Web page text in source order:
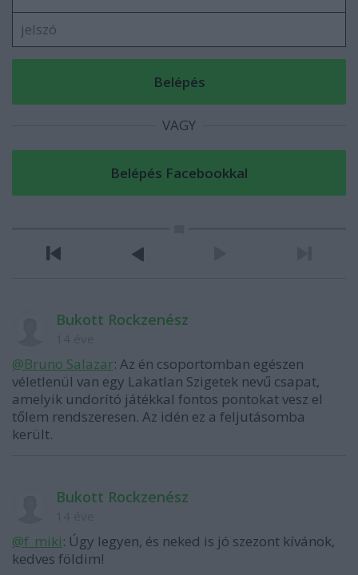
VAGY
Bukott Rockzenész
@Bruno Salazar: Az én csoportomban egészen
véletlenül van egy Lakatlan Szigetek nevű csapat,
amelyik undorító játékkal fontos pontokat vesz el
tőlem rendszeresen. Az idén ez a feljutásomba
került.
Bukott Rockzenész
@f_miki: Úgy legyen, és neked is jó szezont kívánok,
kedves földim!